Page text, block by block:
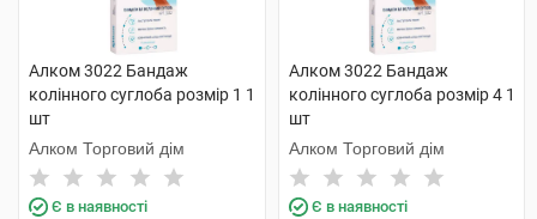
Алком 3022 Бандаж
колінного суглоба розмір 1 1
шт
Алком Торговий дім
Є в наявності
Алком 3022 Бандаж
колінного суглоба розмір 4 1
шт
Алком Торговий дім
Є в наявності